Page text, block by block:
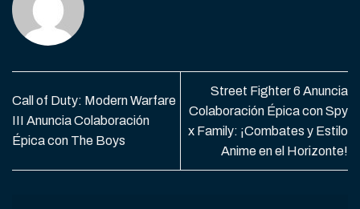
Call of Duty: Modern Warfare
III Anuncia Colaboración
Épica con The Boys
Street Fighter 6 Anuncia
Colaboración Épica con Spy
x Family: ¡Combates y Estilo
Anime en el Horizonte!